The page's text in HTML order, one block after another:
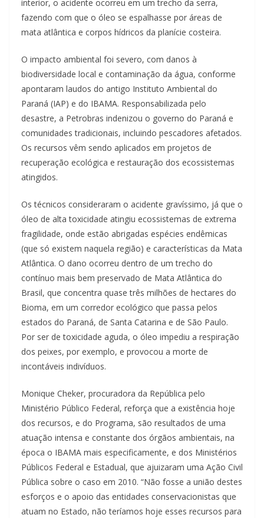
interior, o acidente ocorreu em um trecho da serra,
fazendo com que o óleo se espalhasse por áreas de
mata atlântica e corpos hídricos da planície costeira.
O impacto ambiental foi severo, com danos à
biodiversidade local e contaminação da água, conforme
apontaram laudos do antigo Instituto Ambiental do
Paraná (IAP) e do IBAMA. Responsabilizada pelo
desastre, a Petrobras indenizou o governo do Paraná e
comunidades tradicionais, incluindo pescadores afetados.
Os recursos vêm sendo aplicados em projetos de
recuperação ecológica e restauração dos ecossistemas
atingidos.
Os técnicos consideraram o acidente gravíssimo, já que o
óleo de alta toxicidade atingiu ecossistemas de extrema
fragilidade, onde estão abrigadas espécies endêmicas
(que só existem naquela região) e características da Mata
Atlântica. O dano ocorreu dentro de um trecho do
contínuo mais bem preservado de Mata Atlântica do
Brasil, que concentra quase três milhões de hectares do
Bioma, em um corredor ecológico que passa pelos
estados do Paraná, de Santa Catarina e de São Paulo.
Por ser de toxicidade aguda, o óleo impediu a respiração
dos peixes, por exemplo, e provocou a morte de
incontáveis indivíduos.
Monique Cheker, procuradora da República pelo
Ministério Público Federal, reforça que a existência hoje
dos recursos, e do Programa, são resultados de uma
atuação intensa e constante dos órgãos ambientais, na
época o IBAMA mais especificamente, e dos Ministérios
Públicos Federal e Estadual, que ajuizaram uma Ação Civil
Pública sobre o caso em 2010. “Não fosse a união destes
esforços e o apoio das entidades conservacionistas que
atuam no Estado, não teríamos hoje esses recursos para